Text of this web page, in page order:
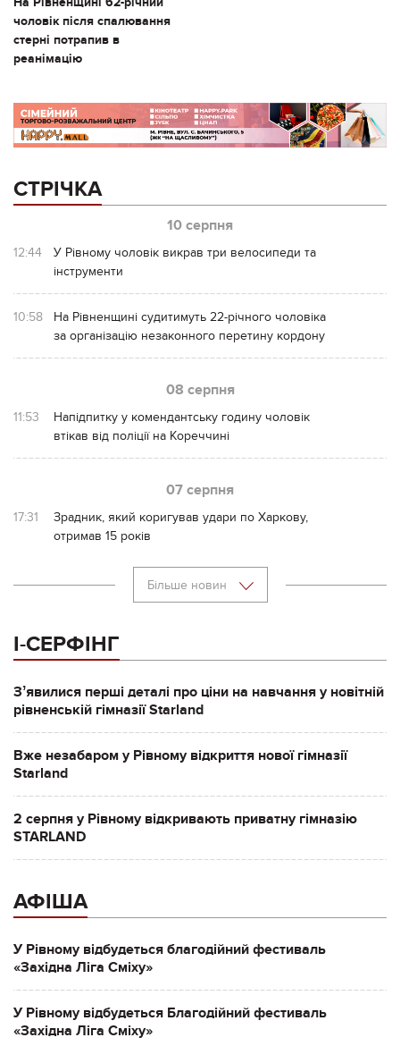
чоловік після спалювання
стерні потрапив в
реанімацію
СТРІЧКА
10 серпня
12:44
У Рівному чоловік викрав три велосипеди та
інструменти
10:58
На Рівненщині судитимуть 22-річного чоловіка
за організацію незаконного перетину кордону
08 серпня
11:53
Напідпитку у комендантську годину чоловік
втікав від поліції на Кореччині
07 серпня
17:31
Зрадник, який коригував удари по Харкову,
отримав 15 років
Більше новин
І-СЕРФІНГ
Зʼявилися перші деталі про ціни на навчання у новітній
рівненській гімназії Starland
Вже незабаром у Рівному відкриття нової гімназії
Starland
2 серпня у Рівному відкривають приватну гімназію
STARLAND
АФІША
У Рівному відбудеться благодійний фестиваль
«Західна Ліга Сміху»
У Рівному відбудеться Благодійний фестиваль
«Західна Ліга Сміху»